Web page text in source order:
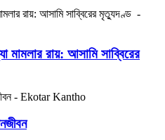
মামলার রায়: আসামি সাব্বিরের